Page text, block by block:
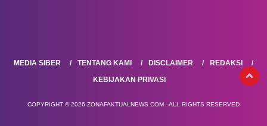
MEDIA SIBER TENTANG KAMI DISCLAIMER
REDAKSI
KEBIJAKAN PRIVASI
COPYRIGHT © 2026 ZONAFAKTUALNEWS.COM - ALL RIGHTS RESERVED